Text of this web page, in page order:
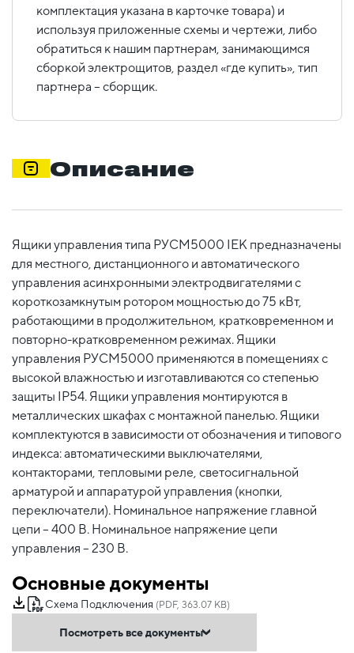
комплектация указана в карточке товара) и
используя приложенные схемы и чертежи, либо
обратиться к нашим партнерам, занимающимся
сборкой электрощитов, раздел «где купить», тип
партнера – сборщик.
Описание
Ящики управления типа РУСМ5000 IEK предназначены
для местного, дистанционного и автоматического
управления асинхронными электродвигателями с
короткозамкнутым ротором мощностью до 75 кВт,
работающими в продолжительном, кратковременном и
повторно-кратковременном режимах. Ящики
управления РУСМ5000 применяются в помещениях с
высокой влажностью и изготавливаются со степенью
защиты IP54. Ящики управления монтируются в
металлических шкафах с монтажной панелью. Ящики
комплектуются в зависимости от обозначения и типового
индекса: автоматическими выключателями,
контакторами, тепловыми реле, светосигнальной
арматурой и аппаратурой управления (кнопки,
переключатели). Номинальное напряжение главной
цепи – 400 В. Номинальное напряжение цепи
управления – 230 В.
Основные документы
Схема Подключения (PDF, 363.07 KB)
Посмотреть все документы